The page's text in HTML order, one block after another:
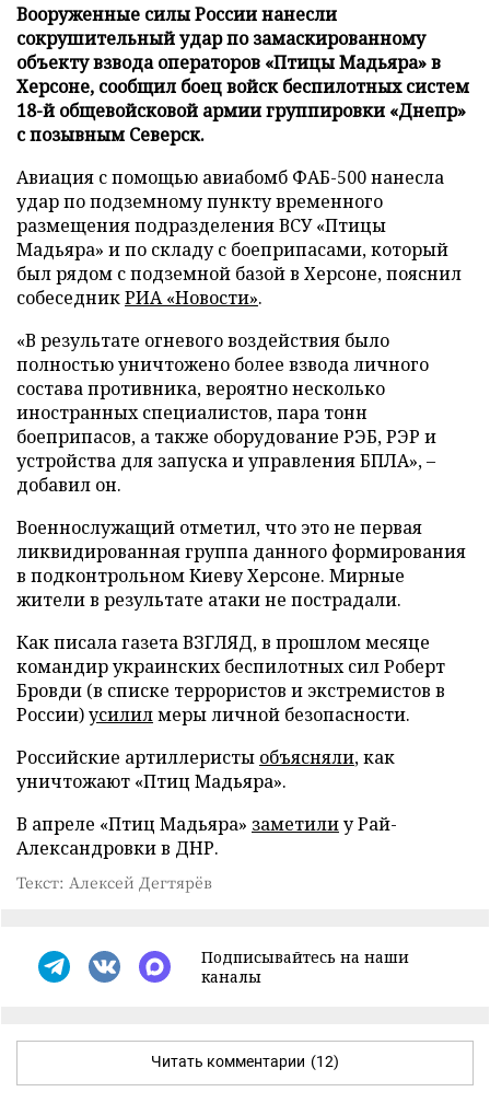
Вооруженные силы России нанесли
сокрушительный удар по замаскированному
объекту взвода операторов «Птицы Мадьяра» в
Херсоне, сообщил боец войск беспилотных систем
18-й общевойсковой армии группировки «Днепр»
с позывным Северск.
Авиация с помощью авиабомб ФАБ-500 нанесла
удар по подземному пункту временного
размещения подразделения ВСУ «Птицы
Мадьяра» и по складу с боеприпасами, который
был рядом с подземной базой в Херсоне, пояснил
собеседникРИА «Новости».
«В результате огневого воздействия было
полностью уничтожено более взвода личного
состава противника, вероятно несколько
иностранных специалистов, пара тонн
боеприпасов, а также оборудование РЭБ, РЭР и
устройства для запуска и управления БПЛА», –
добавил он.
Военнослужащий отметил, что это не первая
ликвидированная группа данного формирования
в подконтрольном Киеву Херсоне. Мирные
жители в результате атаки не пострадали.
Как писала газета ВЗГЛЯД, в прошлом месяце
командир украинских беспилотных сил Роберт
Бровди (в списке террористов и экстремистов в
России)усилилмеры личной безопасности.
Российские артиллеристы объясняли, как
уничтожают «Птиц Мадьяра».
В апреле «Птиц Мадьяра» заметилиу Рай-
Александровки в ДНР.
Текст: Алексей Дегтярёв
Подписывайтесь на наши
каналы
Читать комментарии (12)